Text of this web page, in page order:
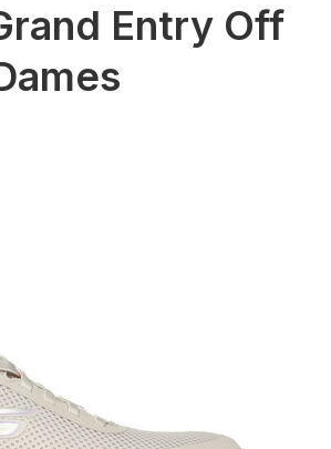
Entry Off